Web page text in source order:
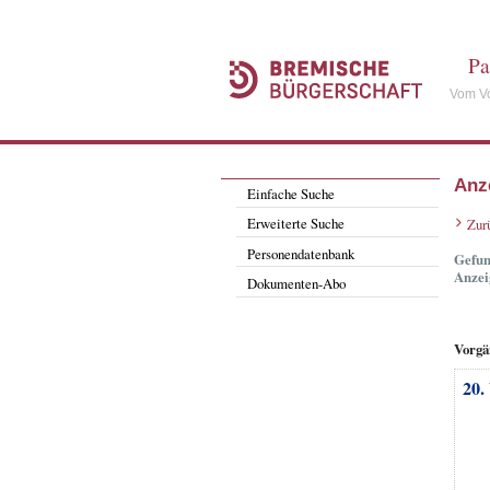
Vom
Einfache Suche
Erweiterte Suche
Personendatenbank
Dokumenten-Abo